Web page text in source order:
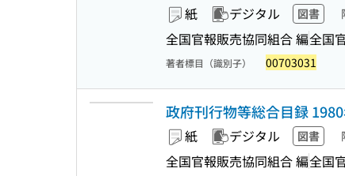
紙 デジタル 図書
全国官報販売協同組合 編全国
著者標目（識別子） 00703031
政府刊行物等総合目録
紙 デジタル 図書
全国官報販売協同組合 編全国